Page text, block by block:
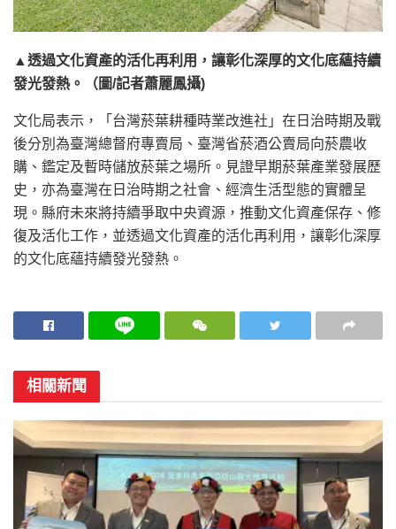
▲透過文化資產的活化再利用，讓彰化深厚的文化底蘊持續
發光發熱。（圖/記者蕭麗鳳攝)
文化局表示，「台灣菸葉耕種時業改進社」在日治時期及戰
後分別為臺灣總督府專賣局、臺灣省菸酒公賣局向菸農收
購、鑑定及暫時儲放菸葉之場所。見證早期菸葉產業發展歷
史，亦為臺灣在日治時期之社會、經濟生活型態的實體呈
現。縣府未來將持續爭取中央資源，推動文化資產保存、修
復及活化工作，並透過文化資產的活化再利用，讓彰化深厚
的文化底蘊持續發光發熱。
相關新聞